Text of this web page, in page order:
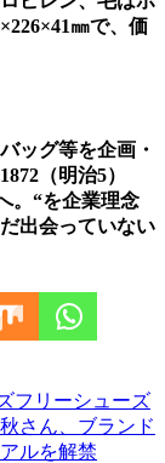
㎜で、価
ッグ等を企画・
（明治5）
。“を企業理念
出会っていない
フリーシューズ
さん、ブランド
ルを解禁